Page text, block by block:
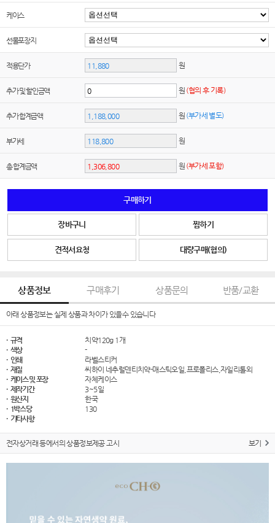
케이스
선물포장지
적용단가 원
추가 및 할인금액 원 (협의 후 기록)
추가 합계금액 원 (부가세 별도)
부가세 원
총 합계금액 원 (부가세 포함)
구매하기
장바구니 찜하기
견적서요청 대량구매(협의)
상품정보 구매후기 상품문의 반품/교환
아래 상품정보는 실제 상품과 차이가 있을수 있습니다
· 규격
치약120g 1개
· 색상
-
· 인쇄
라벨스티커
· 재질
씨하이 네추럴덴티치약-매스틱오일,프로폴리스,자일리톨외
· 케이스 및 포장
자체케이스
· 제작기간
3~5일
· 원산지
한국
· 1박스당
130
· 기타사항
전자상거래 등에서의 상품정보제공 고시 보기